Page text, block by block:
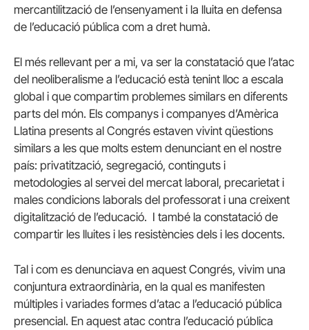
mercantilització de l’ensenyament i la lluita en defensa
de l’educació pública com a dret humà.
El més rellevant per a mi, va ser la constatació que l’atac
del neoliberalisme a l’educació està tenint lloc a escala
global i que compartim problemes similars en diferents
parts del món. Els companys i companyes d’Amèrica
Llatina presents al Congrés estaven vivint qüestions
similars a les que molts estem denunciant en el nostre
país: privatització, segregació, continguts i
metodologies al servei del mercat laboral, precarietat i
males condicions laborals del professorat i una creixent
digitalització de l’educació. I també la constatació de
compartir les lluites i les resistències dels i les docents.
Tal i com es denunciava en aquest Congrés, vivim una
conjuntura extraordinària, en la qual es manifesten
múltiples i variades formes d’atac a l’educació pública
presencial. En aquest atac contra l’educació pública